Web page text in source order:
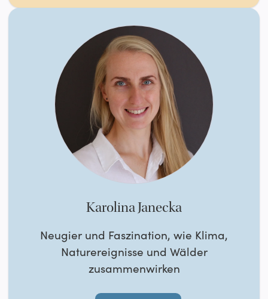
Karolina Janecka
Neugier und Faszination, wie Klima,
Naturereignisse und Wälder
zusammenwirken